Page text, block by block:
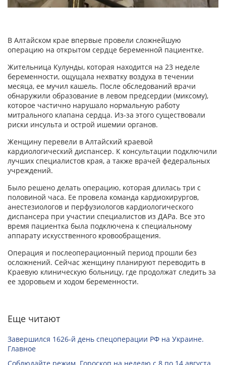
В Алтайском крае впервые провели сложнейшую
операцию на открытом сердце беременной пациентке.
Жительница Кулунды, которая находится на 23 неделе
беременности, ощущала нехватку воздуха в течении
месяца, ее мучил кашель. После обследований врачи
обнаружили образование в левом предсердии (миксому),
которое частично нарушало нормальную работу
митрального клапана сердца. Из-за этого существовали
риски инсульта и острой ишемии органов.
Женщину перевели в Алтайский краевой
кардиологический диспансер. К консультации подключили
лучших специалистов края, а также врачей федеральных
учреждений.
Было решено делать операцию, которая длилась три с
половиной часа. Ее провела команда кардиохирургов,
анестезиологов и перфузиологов кардиологического
диспансера при участии специалистов из ДАРа. Все это
время пациентка была подключена к специальному
аппарату искусственного кровообращения.
Операция и послеоперационный период прошли без
осложнений. Сейчас женщину планируют переводить в
Краевую клиническую больницу, где продолжат следить за
ее здоровьем и ходом беременности.
Еще читают
Завершился 1626-й день спецоперации РФ на Украине.
Главное